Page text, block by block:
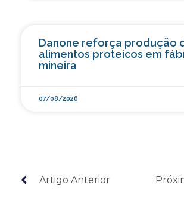
Danone reforça produção
alimentos proteicos em
mineira
07/08/2026
Artigo Anterior